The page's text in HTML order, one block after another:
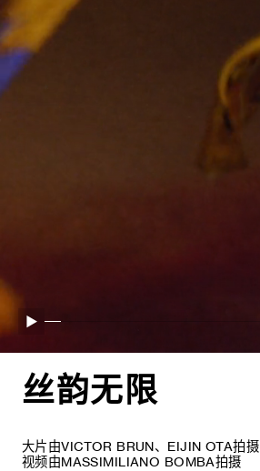
丝韵无限
大片由VICTOR BRUN、EIJIN OTA拍摄
视频由MASSIMILIANO BOMBA拍摄